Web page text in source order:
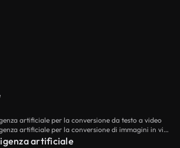
artificiale per la conversione da testo a video
Flussi di lavoro di intelligenza artificiale per la conversione di immagini in video
artificiale